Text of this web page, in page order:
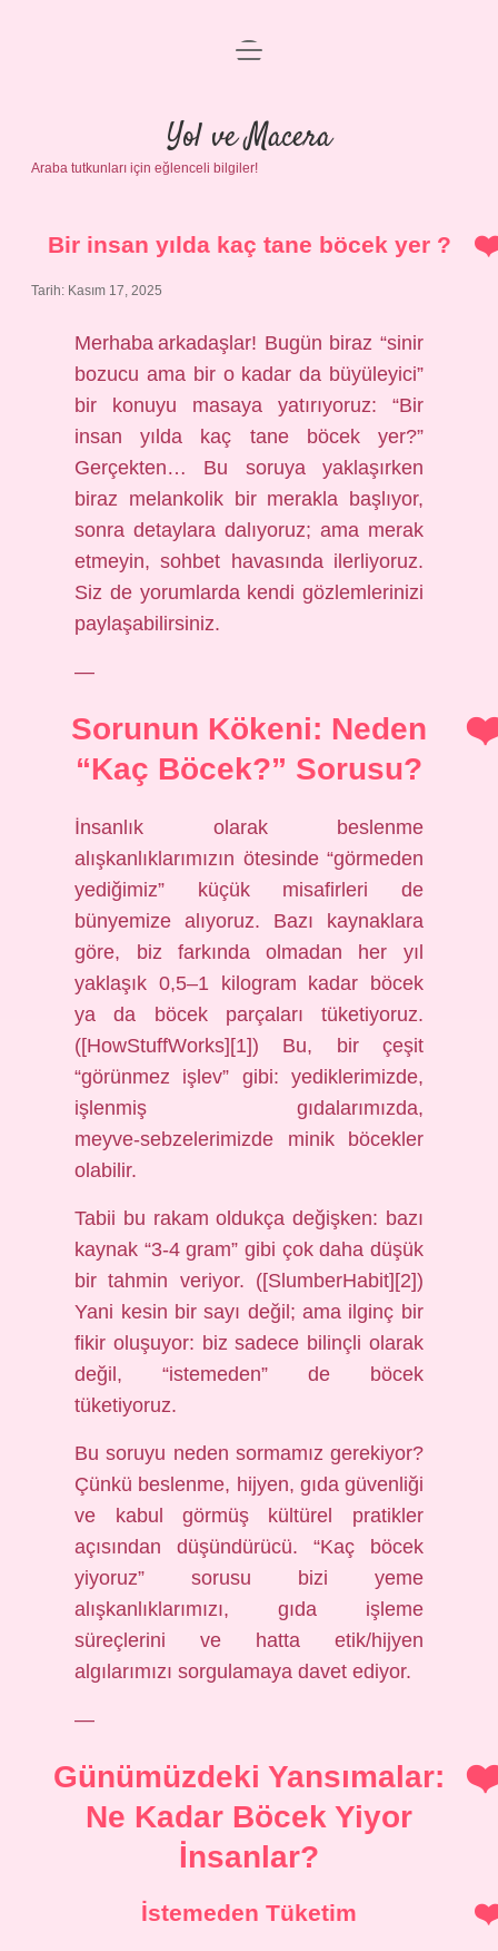
Anasayfa
Gizlilik Politikası
Yasal Uyarı
menüyü
Yol ve Macera
Araba tutkunları için eğlenceli bilgiler!
Bir insan yılda kaç tane böcek yer ?
Tarih: Kasım 17, 2025
Merhaba arkadaşlar! Bugün biraz “sinir
bozucu ama bir o kadar da büyüleyici”
bir konuyu masaya yatırıyoruz: “Bir
insan yılda kaç tane böcek yer?”
Gerçekten… Bu soruya yaklaşırken
biraz melankolik bir merakla başlıyor,
sonra detaylara dalıyoruz; ama merak
etmeyin, sohbet havasında ilerliyoruz.
Siz de yorumlarda kendi gözlemlerinizi
paylaşabilirsiniz.
—
Sorunun Kökeni: Neden
“Kaç Böcek?” Sorusu?
İnsanlık olarak beslenme
alışkanlıklarımızın ötesinde “görmeden
yediğimiz” küçük misafirleri de
bünyemize alıyoruz. Bazı kaynaklara
göre, biz farkında olmadan her yıl
yaklaşık 0,5–1 kilogram kadar böcek
ya da böcek parçaları tüketiyoruz.
([HowStuffWorks][1]) Bu, bir çeşit
“görünmez işlev” gibi: yediklerimizde,
işlenmiş gıdalarımızda,
meyve‑sebzelerimizde minik böcekler
olabilir.
Tabii bu rakam oldukça değişken: bazı
kaynak “3‑4 gram” gibi çok daha düşük
bir tahmin veriyor. ([SlumberHabit][2])
Yani kesin bir sayı değil; ama ilginç bir
fikir oluşuyor: biz sadece bilinçli olarak
değil, “istemeden” de böcek
tüketiyoruz.
Bu soruyu neden sormamız gerekiyor?
Çünkü beslenme, hijyen, gıda güvenliği
ve kabul görmüş kültürel pratikler
açısından düşündürücü. “Kaç böcek
yiyoruz” sorusu bizi yeme
alışkanlıklarımızı, gıda işleme
süreçlerini ve hatta etik/hijyen
algılarımızı sorgulamaya davet ediyor.
—
Günümüzdeki Yansımalar:
Ne Kadar Böcek Yiyor
İnsanlar?
İstemeden Tüketim